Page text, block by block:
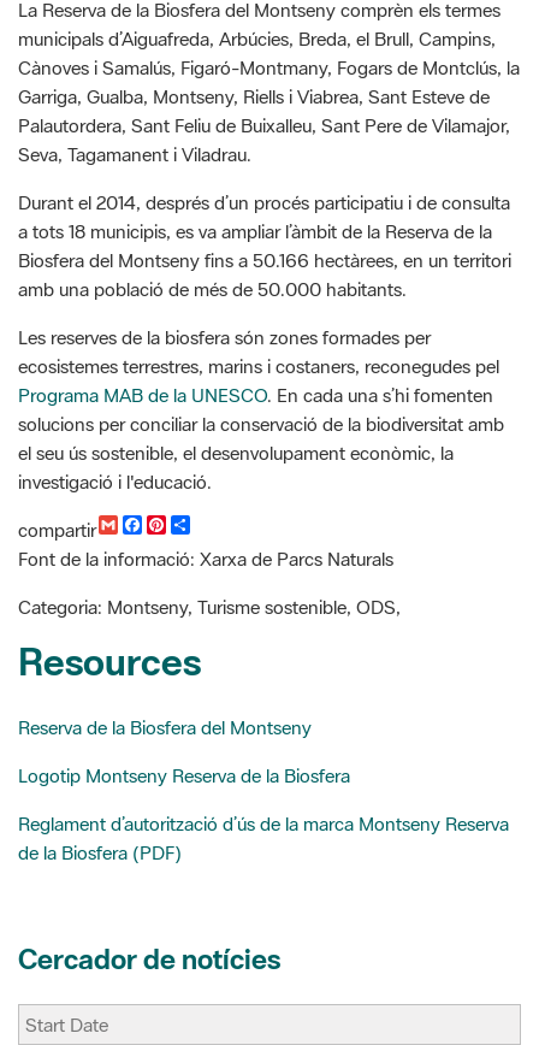
Cànoves i Samalús, Figaró-Montmany, Fogars de Montclús, la
Garriga, Gualba, Montseny, Riells i Viabrea, Sant Esteve de
Palautordera, Sant Feliu de Buixalleu, Sant Pere de Vilamajor,
Seva, Tagamanent i Viladrau.
Durant el 2014, després d’un procés participatiu i de consulta
a tots 18 municipis, es va ampliar l’àmbit de la Reserva de la
Biosfera del Montseny fins a 50.166 hectàrees, en un territori
amb una població de més de 50.000 habitants.
Les reserves de la biosfera són zones formades per
ecosistemes terrestres, marins i costaners, reconegudes pel
Programa MAB de la UNESCO . En cada una s’hi fomenten
solucions per conciliar la conservació de la biodiversitat amb
el seu ús sostenible, el desenvolupament econòmic, la
investigació i l'educació.
compartir
G
m
F
a
e
o
k
P
i
t
r
s
t
C
o
r
r
Font de la informació: Xarxa de Parcs Naturals
Categoria: Montseny, Turisme sostenible, ODS,
Resources
Reserva de la Biosfera del Montseny
Logotip Montseny Reserva de la Biosfera
Reglament d’autorització d’ús de la marca Montseny Reserva
de la Biosfera (PDF)